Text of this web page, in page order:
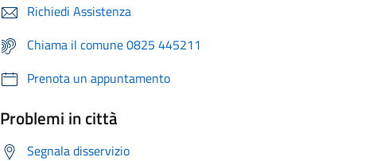
Richiedi Assistenza
Chiama il comune 0825 445211
Prenota un appuntamento
Problemi in città
Segnala disservizio